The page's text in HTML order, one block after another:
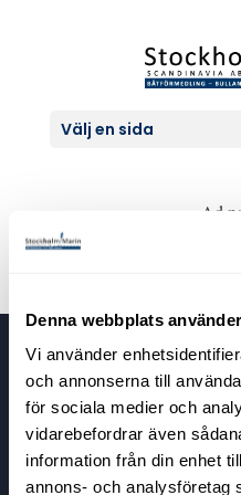
Denna webbplats
Vi använder
och annonserna till
för sociala medier och
vidarebefordrar även
information från din enhet
annons- och analysföretag
Välj en sida
Ad
Stockholm Marin
Bullandövägen
139 56 Värmdö